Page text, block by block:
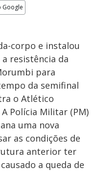
Google
corpo e instalou
resistência da
para
da semifinal
o Atlético
Polícia Militar (PM)
uma nova
as condições de
anterior ter
a queda de